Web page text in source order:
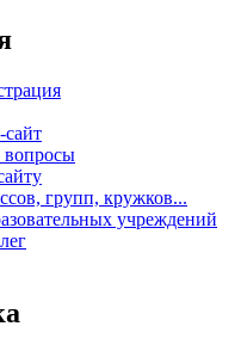
вопросы
групп, кружков...
учреждений